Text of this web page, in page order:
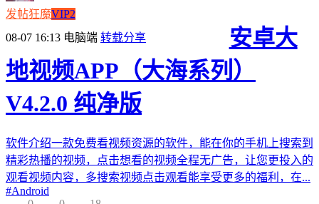
发帖狂魔VIP2
08-07 16:13 电脑端 转载分享
安卓大
地视频APP（大海系列）
V4.2.0 纯净版
软件介绍一款免费看视频资源的软件，能在你的手机上搜索到
精彩热播的视频，点击想看的视频全程无广告，让您更投入的
观看视频内容，多搜索视频点击观看能享受更多的福利，在...
#Android